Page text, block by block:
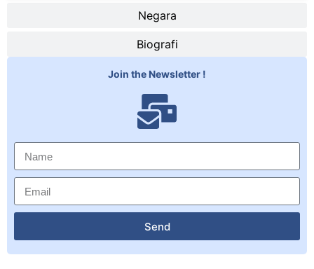
Negara
Biografi
Join the Newsletter !
Send